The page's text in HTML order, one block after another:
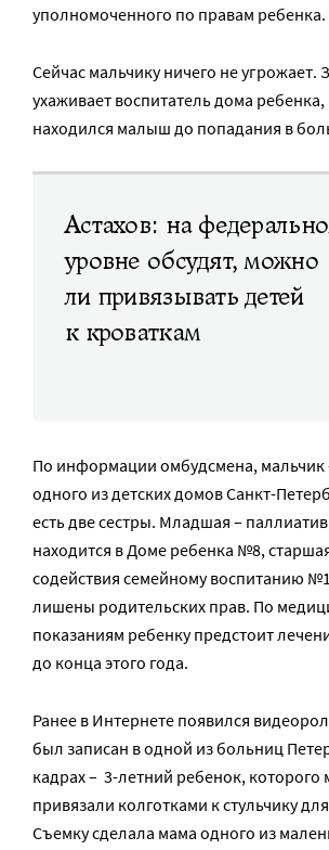
уполномоченного по правам ребенка.
Сейчас мальчику ничего не угрожает.
ухаживает воспитатель дома
находился малыш до попадания в
Астахов: на
уровне обсудят, можно
ли привязывать детей
к кроваткам
По информации омбудсмена,
одного из детских домов Санкт-
есть две сестры. Младшая –
находится в Доме ребенка №8,
содействия семейному воспитанию
лишены родительских прав. По
показаниям ребенку предстоит
до конца этого года.
Ранее в Интернете появился
был записан в одной из больниц
кадрах – 3-летний ребенок, которого
привязали колготками к стульчику
Съемку сделала мама одного из